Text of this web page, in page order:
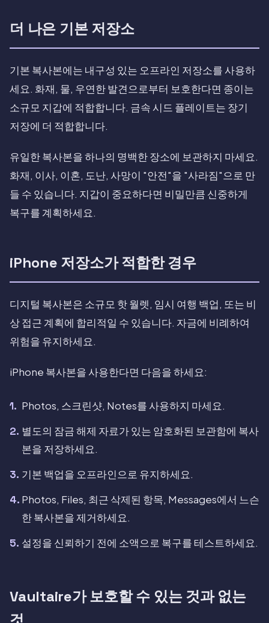
더 나은 기본 저장소
기본 복사본에는 내구성 있는 오프라인 저장소를 사용하
세요. 화재, 물, 우연한 발견으로부터 보호한다면 종이는
소규모 지갑에 적합합니다. 금속 시드 플레이트는 장기
저장에 더 적합합니다.
유일한 복사본을 하나의 명백한 장소에 보관하지 마세요.
화재, 이사, 이혼, 도난, 사망이 "안전"을 "사라짐"으로 만
들 수 있습니다. 지갑이 중요하다면 비밀만큼 신중하게
복구를 계획하세요.
iPhone 저장소가 적합한 경우
디지털 복사본은 소규모 핫 월렛, 임시 여행 백업, 또는 비
상 접근 계획에 합리적일 수 있습니다. 자금에 비례하여
위험을 유지하세요.
iPhone 복사본을 사용한다면 다음을 하세요:
Photos, 스크린샷, Notes를 사용하지 마세요.
별도의 잠금 해제 자료가 있는 암호화된 보관함에 복사
본을 저장하세요.
기본 백업을 오프라인으로 유지하세요.
Photos, Files, 최근 삭제된 항목, Messages에서 느슨
한 복사본을 제거하세요.
설정을 신뢰하기 전에 소액으로 복구를 테스트하세요.
Vaultaire가 보호할 수 있는 것과 없는